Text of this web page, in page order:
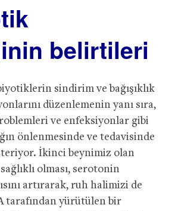
belirtileri
sindirim ve bağışıklık
düzenlemenin yanı sıra,
ve enfeksiyonlar gibi
önlenmesinde ve tedavisinde
İkinci beynimiz olan
sağlıklı olması, serotonin
artırarak, ruh halimizi de
tarafından yürütülen bir